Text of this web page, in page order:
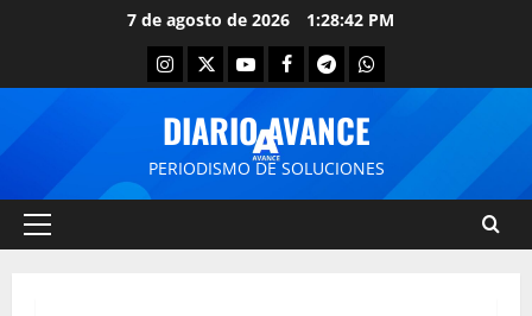
7 de agosto de 2026 1:28:42 PM
DIARIO AVANCE
PERIODISMO DE SOLUCIONES